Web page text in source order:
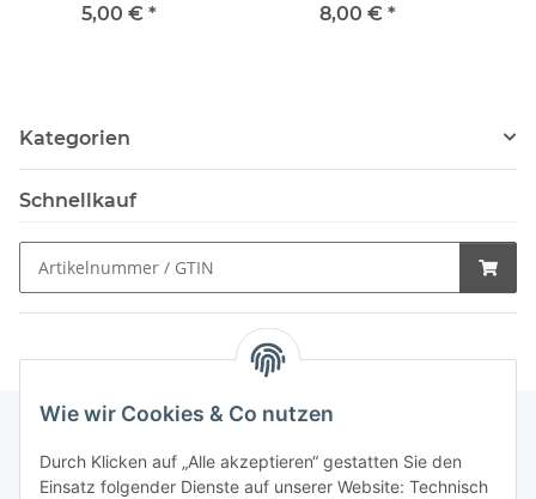
Wie wir Cookies & Co nutzen
Durch Klicken auf „Alle akzeptieren“ gestatten Sie den
Einsatz folgender Dienste auf unserer Website: Technisch
5,00 € *
8,00 € *
Kategorien
Schnellkauf
Schnellkauf